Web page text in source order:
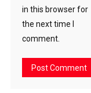
in this browser for
the next time I
comment.